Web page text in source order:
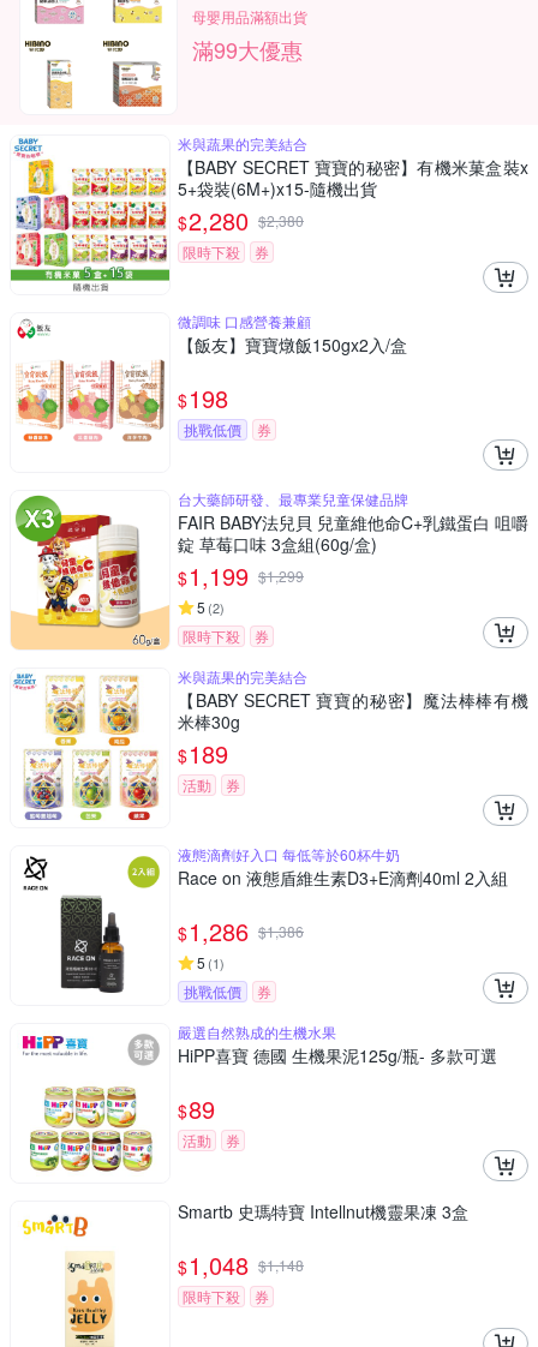
母嬰用品滿額出貨
滿99大優惠
米與蔬果的完美結合
【BABY SECRET 寶寶的秘密】有機米菓盒裝x
5+袋裝(6M+)x15-隨機出貨
$2,280 $2,380
限時下殺
券
微調味 口感營養兼顧
【飯友】寶寶燉飯150gx2入/盒
$198
挑戰低價 券
台大藥師研發、最專業兒童保健品牌
FAIR BABY法兒貝 兒童維他命C+乳鐵蛋白 咀嚼
錠 草莓口味 3盒組(60g/盒)
$1,199 $1,299
5 (2)
限時下殺
券
米與蔬果的完美結合
【BABY SECRET 寶寶的秘密】魔法棒棒有機
米棒30g
$189
活動 券
液態滴劑好入口 每低等於60杯牛奶
Race on 液態盾維生素D3+E滴劑40ml 2入組
$1,286 $1,386
5 (1)
挑戰低價
券
嚴選自然熟成的生機水果
HiPP喜寶 德國 生機果泥125g/瓶- 多款可選
$89
活動 券
Smartb 史瑪特寶 Intellnut機靈果凍 3盒
$1,048 $1,148
限時下殺
券